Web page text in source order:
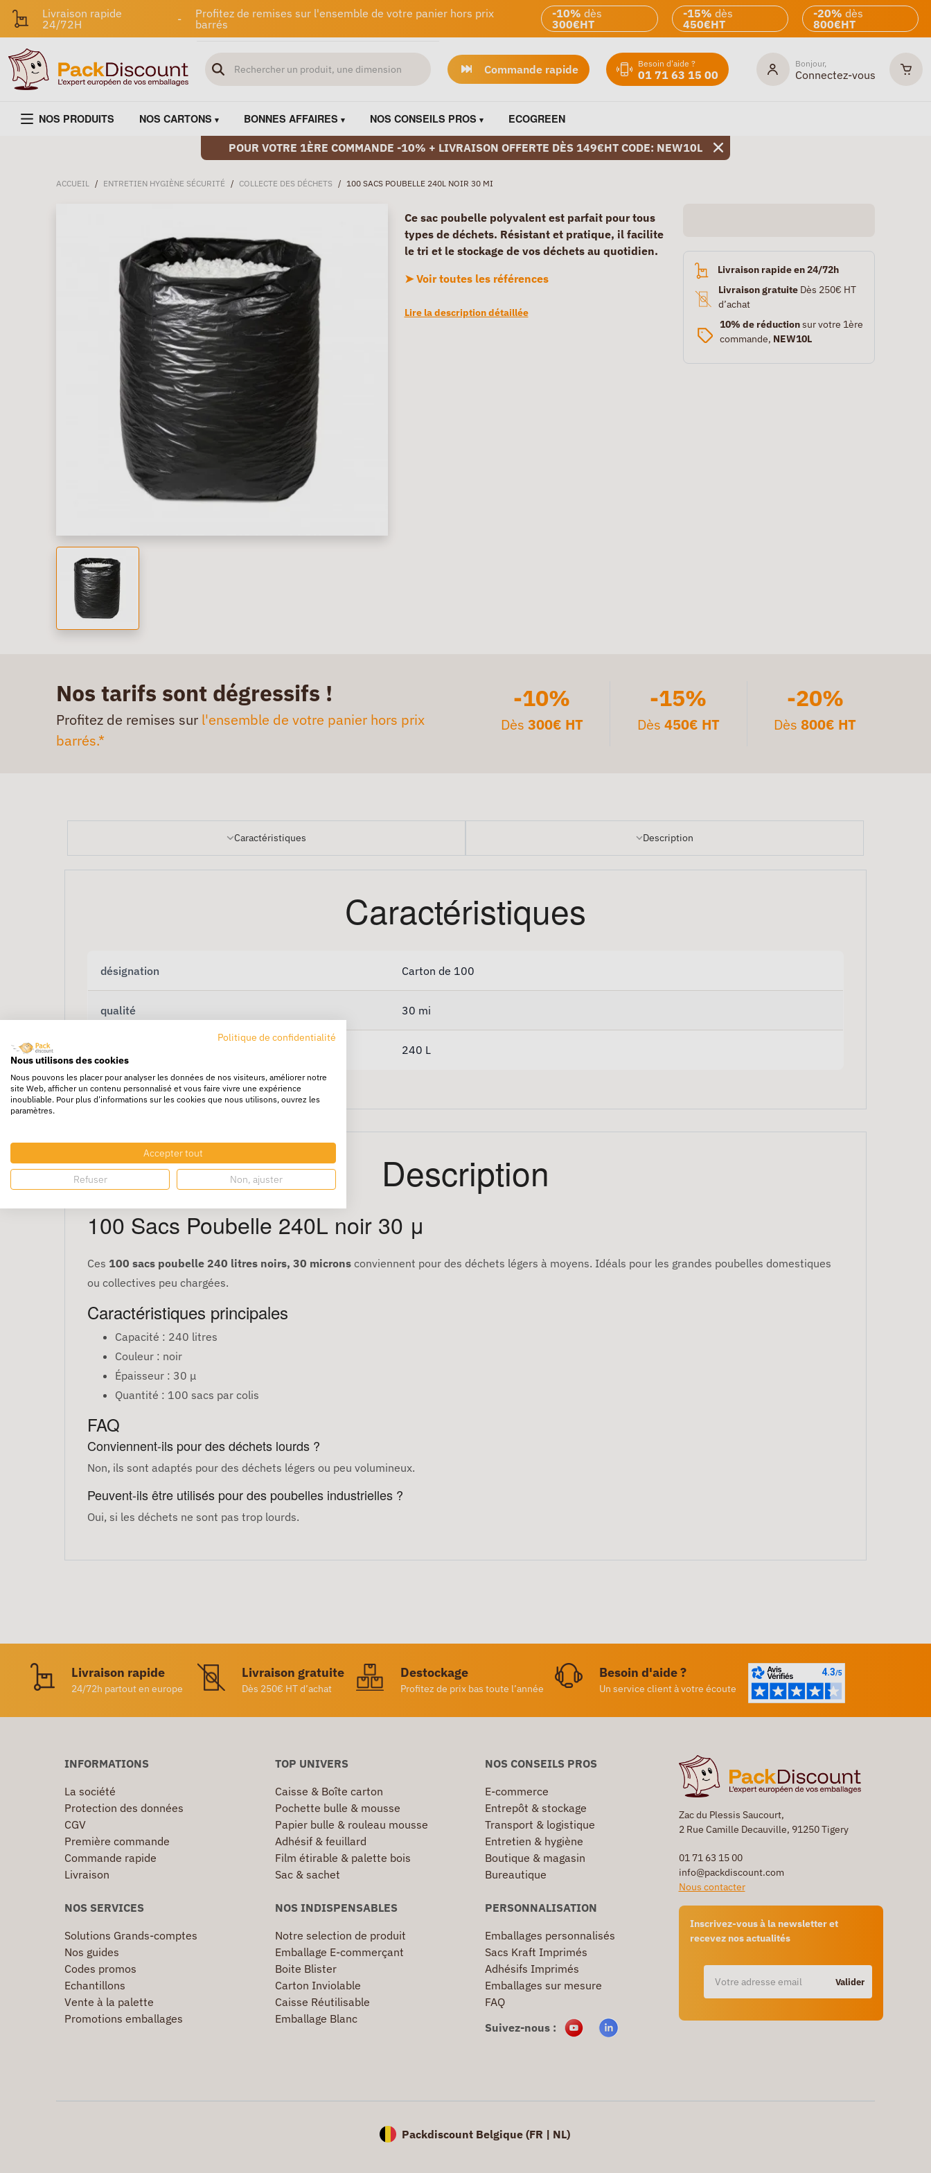
Livraison rapide
24/72H
-
Profitez de remises sur l'ensemble de votre panier hors prix
barrés
-10% dès
300€HT
-15% dès
450€HT
-20% dès
800€HT
Commande rapide Besoin d'aide ?
01 71 63 15 00
Bonjour,
Connectez-vous
NOS PRODUITS NOS CARTONS BONNES AFFAIRES NOS CONSEILS PROS ECOGREEN
POUR VOTRE 1ÈRE COMMANDE -10% + LIVRAISON OFFERTE DÈS 149€HT CODE: NEW10L
ACCUEIL / ENTRETIEN HYGIÈNE SÉCURITÉ / COLLECTE DES DÉCHETS / 100 SACS POUBELLE 240L NOIR 30 MI
Ce sac poubelle polyvalent est parfait pour tous
types de déchets. Résistant et pratique, il facilite
le tri et le stockage de vos déchets au quotidien.
➤ Voir toutes les références
Lire la description détaillée
Livraison rapide en 24/72h
Livraison gratuiteDès 250€ HT
d’achat
10% de réductionsur votre 1ère
commande, NEW10L
Nos tarifs sont dégressifs !
Profitez de remises sur l'ensemble de votre panier hors prix
barrés.*
-10%
Dès 300€ HT
-15%
Dès 450€ HT
-20%
Dès800€ HT
Caractéristiques Description
Caractéristiques
désignation Carton de 100
qualité 30 mi
240 L
Description
100 Sacs Poubelle 240L noir 30 μ
Ces 100 sacs poubelle 240 litres noirs, 30 microns conviennent pour des déchets légers à moyens. Idéals pour les grandes poubelles domestiques
ou collectives peu chargées.
Caractéristiques principales
Capacité : 240 litres
Couleur : noir
Épaisseur : 30 μ
Quantité : 100 sacs par colis
FAQ
Conviennent-ils pour des déchets lourds ?
Non, ils sont adaptés pour des déchets légers ou peu volumineux.
Peuvent-ils être utilisés pour des poubelles industrielles ?
Oui, si les déchets ne sont pas trop lourds.
Livraison rapide
24/72h partout en europe
Livraison gratuite
Dès 250€ HT d’achat
Destockage
Profitez de prix bas toute l’année
Besoin d'aide ?
Un service client à votre écoute
Zac du Plessis Saucourt,
2 Rue Camille Decauville, 91250 Tigery
01 71 63 15 00
info@packdiscount.com
Nous contacter
Inscrivez-vous à la newsletter et
recevez nos actualités
Valider
INFORMATIONS
La société
Protection des données
CGV
Première commande
Commande rapide
Livraison
TOP UNIVERS
Caisse & Boîte carton
Pochette bulle & mousse
Papier bulle & rouleau mousse
Adhésif & feuillard
Film étirable & palette bois
Sac & sachet
NOS CONSEILS PROS
E-commerce
Entrepôt & stockage
Transport & logistique
Entretien & hygiène
Boutique & magasin
Bureautique
NOS SERVICES
Solutions Grands-comptes
Nos guides
Codes promos
Echantillons
Vente à la palette
Promotions emballages
NOS INDISPENSABLES
Notre selection de produit
Emballage E-commerçant
Boite Blister
Carton Inviolable
Caisse Réutilisable
Emballage Blanc
PERSONNALISATION
Emballages personnalisés
Sacs Kraft Imprimés
Adhésifs Imprimés
Emballages sur mesure
FAQ
Suivez-nous :
Packdiscount Belgique (FR | NL)
Politique de confidentialité
Nous utilisons des cookies
Nous pouvons les placer pour analyser les données de nos visiteurs, améliorer notre
site Web, afficher un contenu personnalisé et vous faire vivre une expérience
inoubliable. Pour plus d'informations sur les cookies que nous utilisons, ouvrez les
paramètres.
Accepter tout
Refuser Non, ajuster